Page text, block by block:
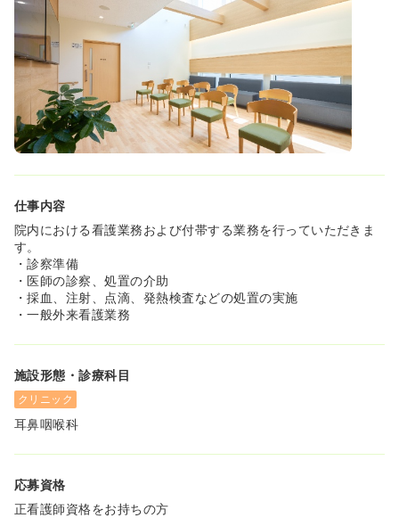
仕事内容
院内における看護業務および付帯する業務を行っていただきま
す。
・診察準備
・医師の診察、処置の介助
・採血、注射、点滴、発熱検査などの処置の実施
・一般外来看護業務
施設形態・診療科目
クリニック
耳鼻咽喉科
応募資格
正看護師資格をお持ちの方